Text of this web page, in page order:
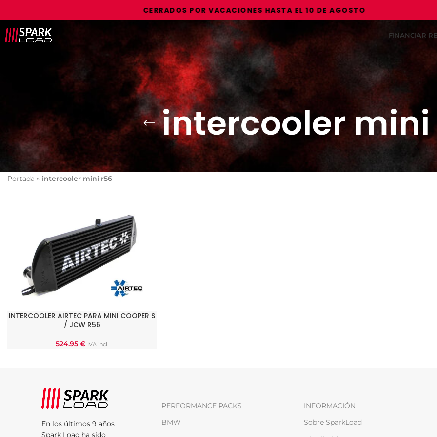
CERRADOS POR VACACIONES HASTA EL 10 DE AGOSTO
FINANCIAR
intercooler
Portada » intercooler mini r56
AÑADIR AL CARRITO
INTERCOOLER AIRTEC PARA MINI COOPER S
/ JCW R56
524.95 € IVA incl.
En los últimos 9 años
Spark Load ha sido
PERFORMANCE PACKS
BMW
INFORMACIÓN
Sobre SparkLoad